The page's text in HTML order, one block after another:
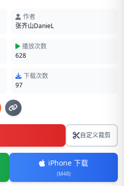
作者
张齐山DanieL
播放次数
628
下载次数
97
自定义裁剪
iPhone 下载
(M4R)